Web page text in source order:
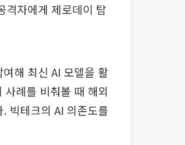
격자에게 제로데이 탐
해 최신 AI 모델을 활
례를 비춰볼 때 해외
빅테크의 AI 의존도를